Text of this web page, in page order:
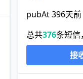
pubAt 396天前
总共376条短信
接